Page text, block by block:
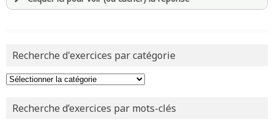
revenir à la page d'accueil
revenir àla page d'accueil
ou consulterle plan du site
Recherche d'exercices par catégorie
Recherche d’exercices par mots-clés